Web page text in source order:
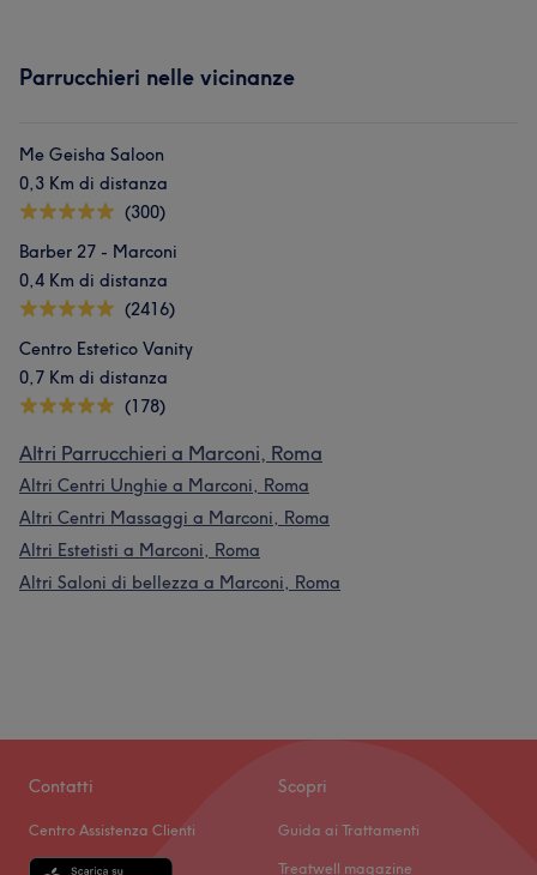
Parrucchieri nelle vicinanze
Me Geisha Saloon
0,3 Km di distanza
(300)
Barber 27 - Marconi
0,4 Km di distanza
(2416)
Centro Estetico Vanity
0,7 Km di distanza
(178)
Altri Parrucchieri a Marconi, Roma
Altri Centri Unghie a Marconi, Roma
Altri Centri Massaggi a Marconi, Roma
Altri Estetisti a Marconi, Roma
Altri Saloni di bellezza a Marconi, Roma
Contatti
Centro Assistenza Clienti
Scopri
Guida ai Trattamenti
Treatwell magazine